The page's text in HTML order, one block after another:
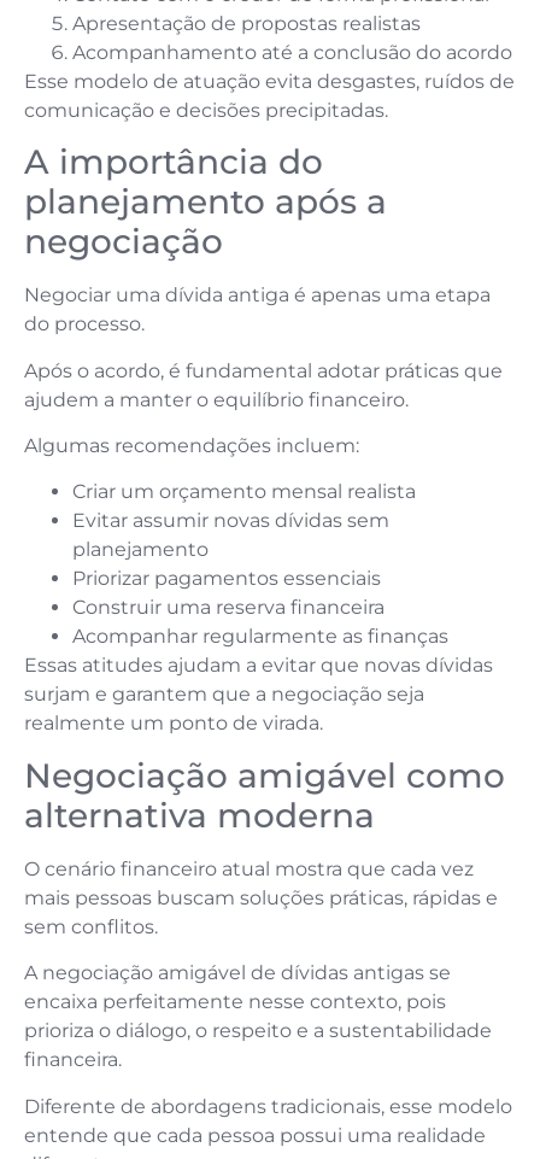
Apresentação de propostas realistas
Acompanhamento até a conclusão do acordo
Esse modelo de atuação evita desgastes, ruídos de
comunicação e decisões precipitadas.
A importância do
planejamento após a
negociação
Negociar uma dívida antiga é apenas uma etapa
do processo.
Após o acordo, é fundamental adotar práticas que
ajudem a manter o equilíbrio financeiro.
Algumas recomendações incluem:
Criar um orçamento mensal realista
Evitar assumir novas dívidas sem
planejamento
Priorizar pagamentos essenciais
Construir uma reserva financeira
Acompanhar regularmente as finanças
Essas atitudes ajudam a evitar que novas dívidas
surjam e garantem que a negociação seja
realmente um ponto de virada.
Negociação amigável como
alternativa moderna
O cenário financeiro atual mostra que cada vez
mais pessoas buscam soluções práticas, rápidas e
sem conflitos.
A negociação amigável de dívidas antigas se
encaixa perfeitamente nesse contexto, pois
prioriza o diálogo, o respeito e a sustentabilidade
financeira.
Diferente de abordagens tradicionais, esse modelo
entende que cada pessoa possui uma realidade